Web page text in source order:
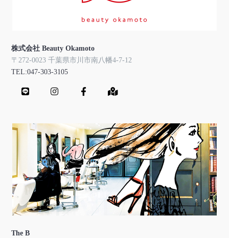
株式会社 Beauty Okamoto
〒272-0023 千葉県市川市南八幡4-7-12
TEL:047-303-3105
The B